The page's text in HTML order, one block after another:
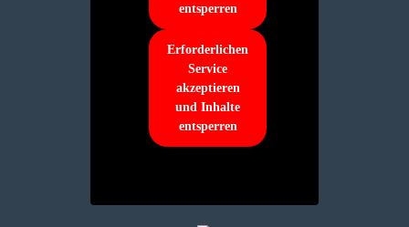
entsperren
Erforderlichen
Service
akzeptieren
und Inhalte
entsperren